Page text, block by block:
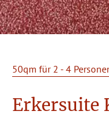
Hotel Forer
Frühstück Plus
Impressionen
Vitalquelle
Wellness-Behandlungen
Zimmer & Preise
Zimmer & Suiten
50qm für 2 - 4
Erkersuite